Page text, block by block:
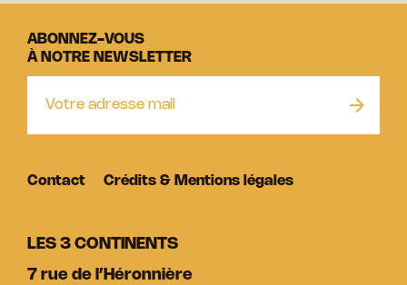
LES 3 CONTINENTS
7 rue de l’Héronnière
ABONNEZ-VOUS
À NOTRE NEWSLETTER
Contact Crédits & Mentions légales